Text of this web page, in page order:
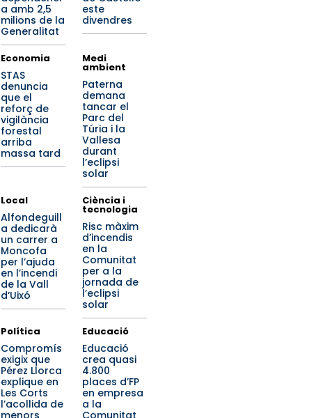
a amb 2,5
milions de la
Generalitat
este
divendres
Economia
STAS
denuncia
que el
reforç de
vigilància
forestal
arriba
massa tard
Medi
ambient
Paterna
demana
tancar el
Parc del
Túria i la
Vallesa
durant
l’eclipsi
solar
Local
Alfondeguill
a dedicarà
un carrer a
Moncofa
per l’ajuda
en l’incendi
de la Vall
d’Uixó
Ciència i
tecnologia
Risc màxim
d’incendis
en la
Comunitat
per a la
jornada de
l’eclipsi
solar
Política
Compromís
exigix que
Pérez Llorca
explique en
Les Corts
l’acollida de
menors
Educació
Educació
crea quasi
4.800
places d’FP
en empresa
a la
Comunitat